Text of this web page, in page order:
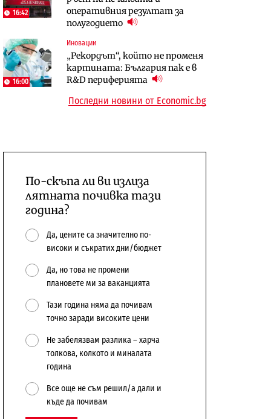
16:42
оперативния резултат за
полугодието
16:00
Иновации
„Рекордът“, който не променя
картината: България пак е в
R&D периферията
център в Доброславци
Трафикът толкова е намалял,
че големи медии обмислят да се
откажат напълно от Google
център в Доброславци
10:12
Държавният ТЕЦ „Марица
изток 2“ работи с 5 блока
Последни новини от Economic.bg
По-скъпа ли ви излиза
лятната почивка тази
година?
Да, цените са значително по-
високи и съкратих дни/бюджет
Да, но това не промени
плановете ми за ваканцията
Тази година няма да почивам
точно заради високите цени
Не забелязвам разлика – харча
толкова, колкото и миналата
година
Все още не съм решил/а дали и
къде да почивам